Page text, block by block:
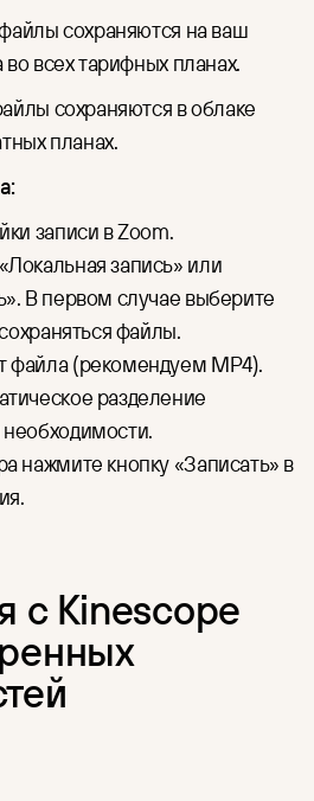
сохраняются на ваш
всех тарифных планах.
сохраняются в облаке
планах.
записи в Zoom.
запись» или
В первом случае выберите
файлы.
файла (рекомендуем MP4).
разделение
нажмите кнопку «Записать» в
с Kinescope